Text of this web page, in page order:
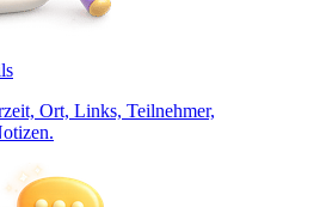
Ort, Links, Teilnehmer,